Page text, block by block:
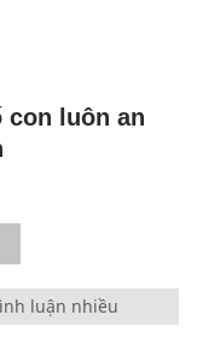
con luôn an
luận nhiều